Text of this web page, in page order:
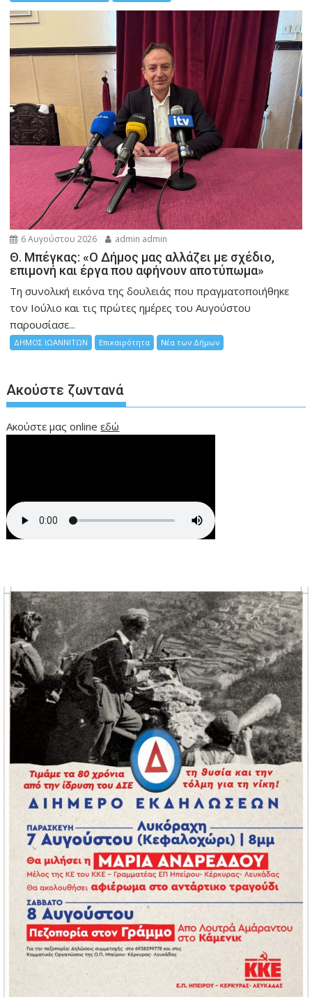
6 Αυγούστου 2026 admin admin
Θ. Μπέγκας: «Ο Δήμος μας αλλάζει με σχέδιο,
επιμονή και έργα που αφήνουν αποτύπωμα»
Τη συνολική εικόνα της δουλειάς που πραγματοποιήθηκε
τον Ιούλιο και τις πρώτες ημέρες του Αυγούστου
παρουσίασε...
ΔΗΜΟΣ ΙΩΑΝΝΙΤΩΝ Επικαιρότητα Νέα των Δήμων
Ακούστε ζωντανά
Ακούστε μας onlineεδώ